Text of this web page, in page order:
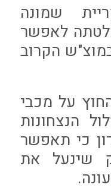
שמונה
לאפשר
הקרוב
על מכבי
הנצחונות
כי תאפשר
שינעל את